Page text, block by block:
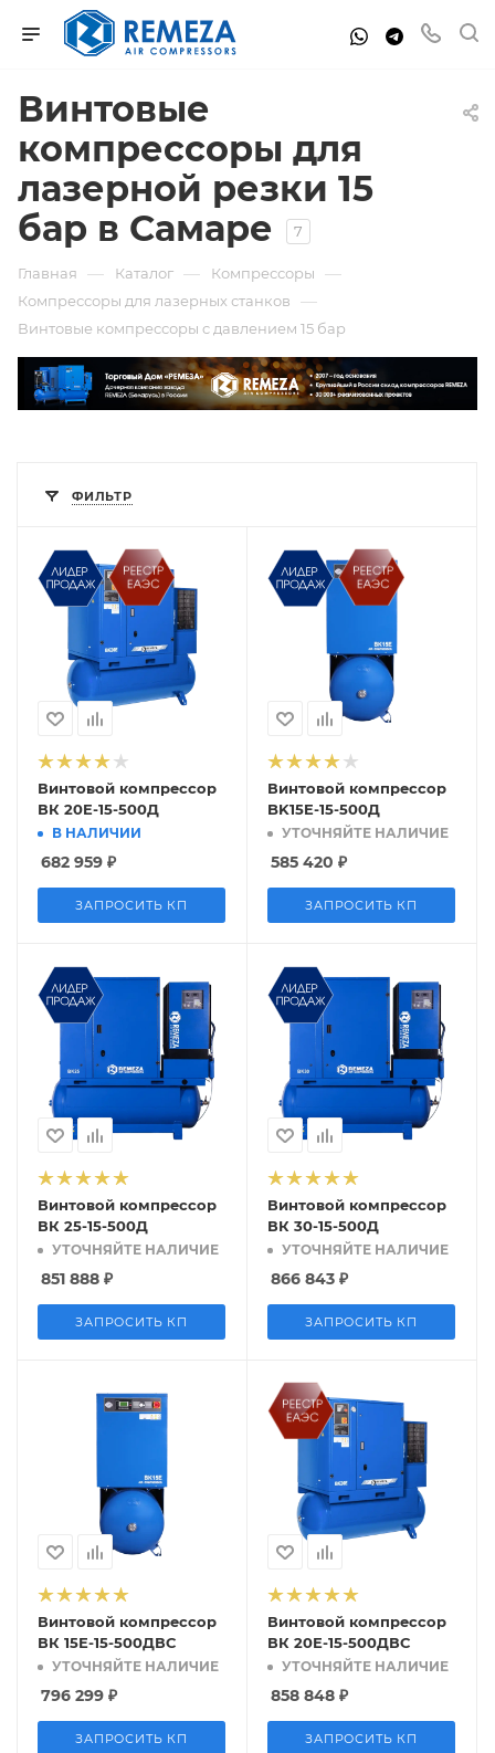
Винтовые
компрессоры для
лазерной резки 15
бар в Самаре
7
Главная — Каталог — Компрессоры —
Компрессоры для лазерных станков —
Винтовые компрессоры c давлением 15 бар
ФИЛЬТР
Винтовой компрессор
ВК 20E-15-500Д
В НАЛИЧИИ
682 959 ₽
ЗАПРОСИТЬ КП
Винтовой компрессор
BK15E-15-500Д
УТОЧНЯЙТЕ НАЛИЧИЕ
585 420 ₽
ЗАПРОСИТЬ КП
Винтовой компрессор
ВК 25-15-500Д
УТОЧНЯЙТЕ НАЛИЧИЕ
851 888 ₽
ЗАПРОСИТЬ КП
Винтовой компрессор
ВК 30-15-500Д
УТОЧНЯЙТЕ НАЛИЧИЕ
866 843 ₽
ЗАПРОСИТЬ КП
Винтовой компрессор
ВК 15Е-15-500ДВС
УТОЧНЯЙТЕ НАЛИЧИЕ
796 299 ₽
ЗАПРОСИТЬ КП
Винтовой компрессор
ВК 20Е-15-500ДВС
УТОЧНЯЙТЕ НАЛИЧИЕ
858 848 ₽
ЗАПРОСИТЬ КП